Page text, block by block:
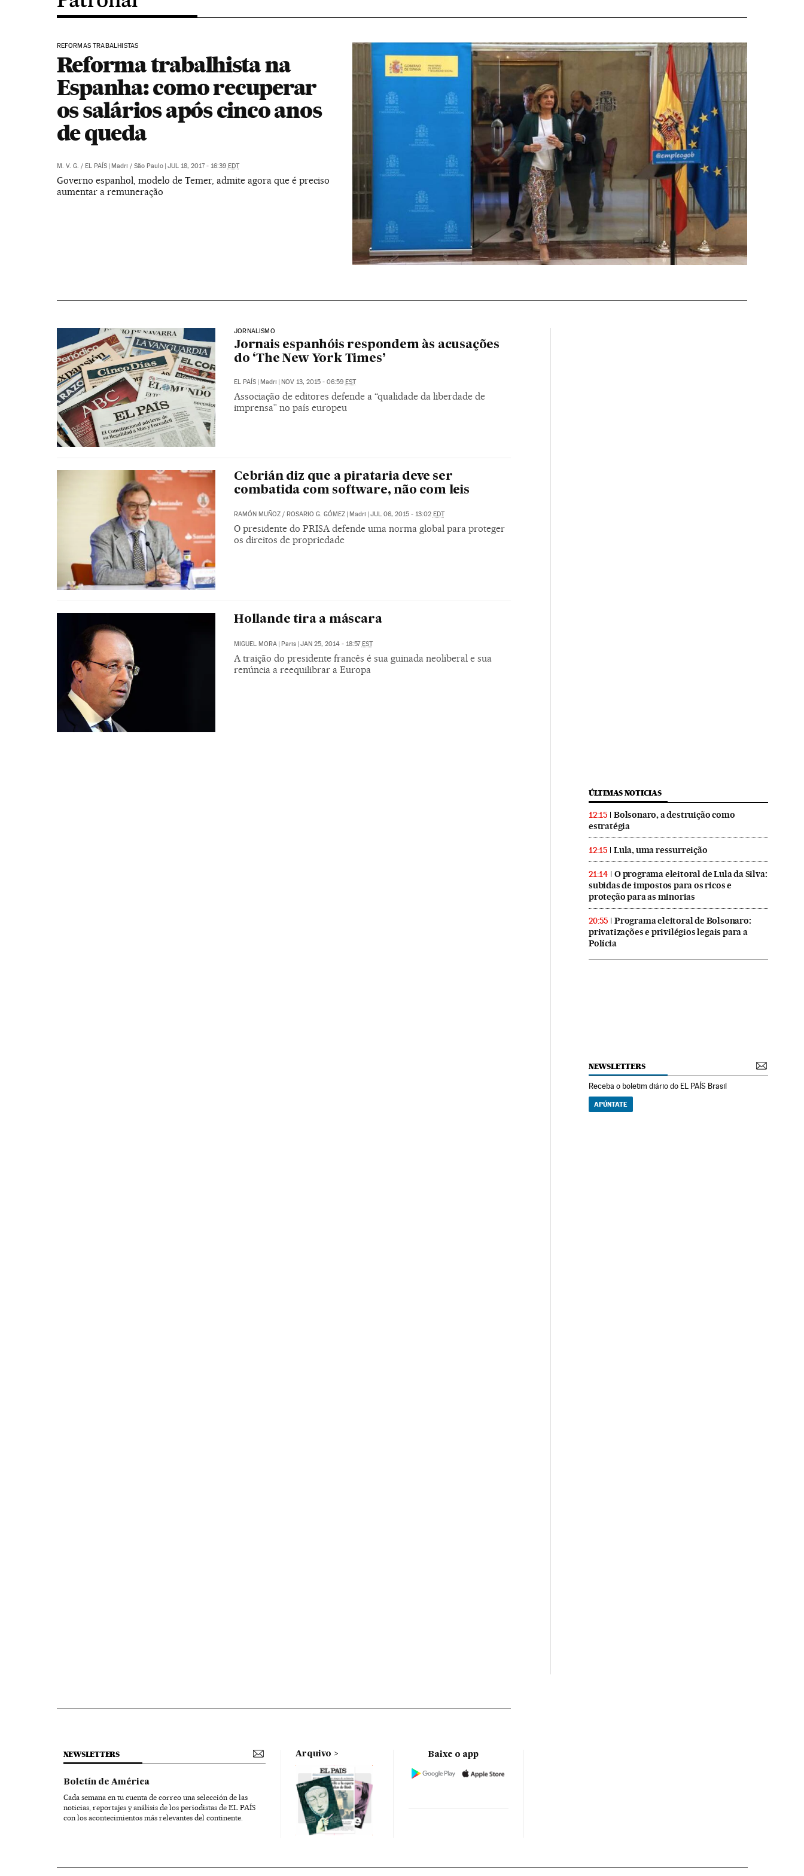
REFORMAS TRABALHISTAS
Reforma trabalhista na
Espanha: como recuperar
os salários após cinco anos
de queda
M. V. G. / EL PAÍS | Madri / São Paulo | JUL 18, 2017 - 16:39 EDT
Governo espanhol, modelo de Temer, admite agora que é preciso
aumentar a remuneração
JORNALISMO
Jornais espanhóis respondem às acusações
do ‘The New York Times’
EL PAÍS | Madri | NOV 13, 2015 - 06:59 EST
Associação de editores defende a “qualidade da liberdade de
imprensa” no país europeu
Cebrián diz que a pirataria deve ser
combatida com software, não com leis
RAMÓN MUÑOZ/ ROSARIO G. GÓMEZ | Madri | JUL 06, 2015 - 13:02 EDT
O presidente do PRISA defende uma norma global para proteger
os direitos de propriedade
Hollande tira a máscara
MIGUEL MORA | Paris | JAN 25, 2014 - 18:57EST
A traição do presidente francês é sua guinada neoliberal e sua
renúncia a reequilibrar a Europa
ÚLTIMAS NOTICIAS
12:15
Bolsonaro, a destruição como
estratégia
12:15 Lula, uma ressurreição
21:14
O programa eleitoral de Lula da Silva:
subidas de impostos para os ricos e
proteção para as minorias
20:55
Programa eleitoral de Bolsonaro:
privatizações e privilégios legais para a
Polícia
NEWSLETTERS
Receba o boletim diário do EL PAÍS Brasil
APÚNTATE
NEWSLETTERS
Boletín de América
Cada semana en tu cuenta de correo una selección de las
noticias, reportajes y análisis de los periodistas de EL PAÍS
con los acontecimientos más relevantes del continente.
Arquivo Baixe o app